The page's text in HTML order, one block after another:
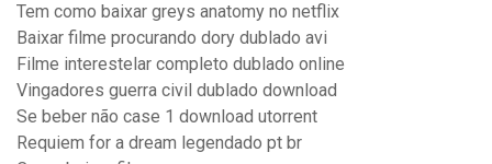
Tem como baixar greys anatomy no netflix
Baixar filme procurando dory dublado avi
Filme interestelar completo dublado online
Vingadores guerra civil dublado download
Se beber não case 1 download utorrent
Requiem for a dream legendado pt br